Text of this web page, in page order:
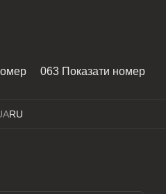
063 Показати номер
RU